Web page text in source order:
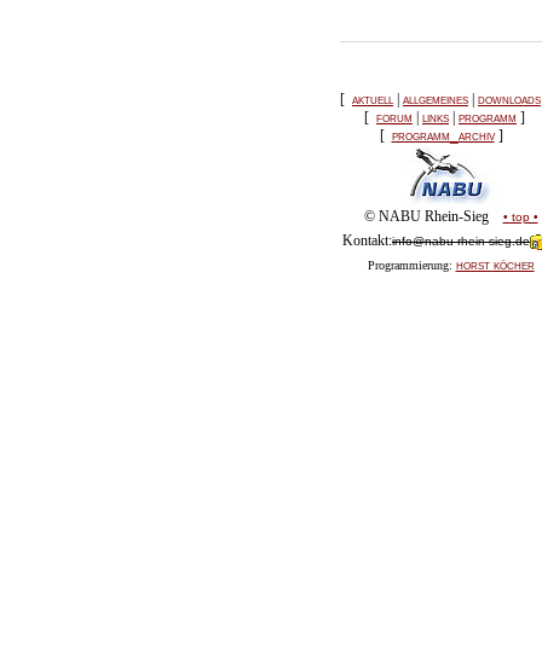
[ aktuell| allgemeines downloads
[ forum links programm ]
[ programm_archiv ]
© NABU Rhein-Sieg • top •
Kontakt:info@nabu-rhein-sieg.de
Programmierung: horst köcher